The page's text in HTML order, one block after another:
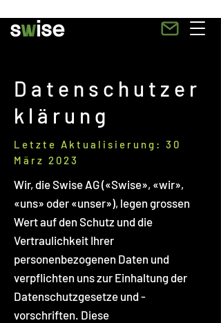
Datenschutzer
klärung
Letzte Aktualisierung: 30
März 2023
Wir, die Swise AG («Swise», «wir»,
«uns» oder «unser»), legen grossen
Wert auf den Schutz und die
Vertraulichkeit Ihrer
personenbezogenen Daten und
verpflichten uns zur Einhaltung der
Datenschutzgesetze und -
vorschriften. Diese